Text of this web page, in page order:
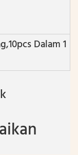
,10pcs Dalam 1